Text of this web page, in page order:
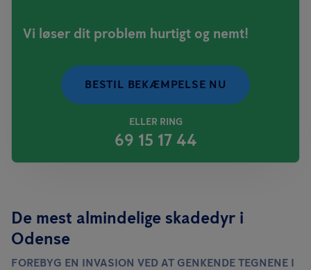
Vi løser dit problem hurtigt og nemt!
BESTIL BEKÆMPELSE NU
ELLER RING
69 15 17 44
De mest almindelige skadedyr i
Odense
FOREBYG EN INVASION VED AT GENKENDE TEGNENE I